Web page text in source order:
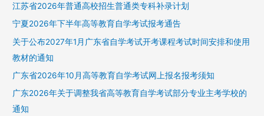
江苏省2026年普通高校招生普通类专科补录计划
宁夏2026年下半年高等教育自学考试报考通告
关于公布2027年1月广东省自学考试开考课程考试时间安排和使用
教材的通知
广东省2026年10月高等教育自学考试网上报名报考须知
广东2026年关于调整我省高等教育自学考试部分专业主考学校的
通知